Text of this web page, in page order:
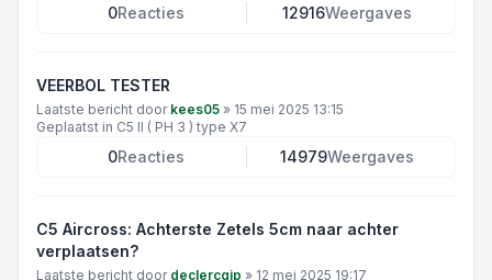
0Reacties 12916Weergaves
VEERBOL TESTER
Laatste bericht door kees05 » 15 mei 2025 13:15
Geplaatst in C5 II ( PH 3 ) type X7
0Reacties 14979Weergaves
C5 Aircross: Achterste Zetels 5cm naar achter
verplaatsen?
Laatste bericht door declercqjp » 12 mei 2025 19:17